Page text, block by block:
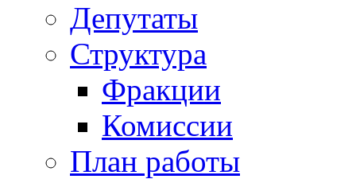
Депутаты
Структура
Фракции
Комиссии
План работы